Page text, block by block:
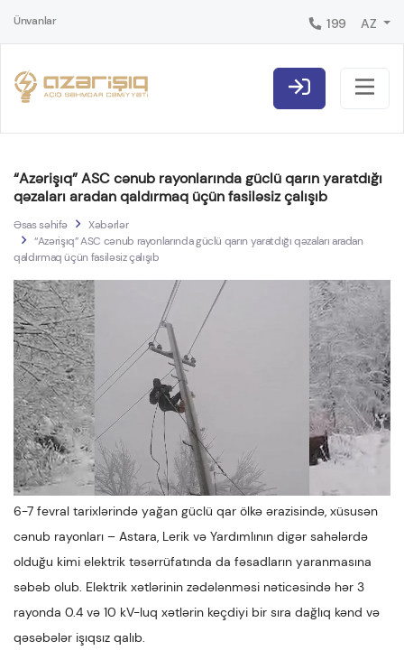
Ünvanlar 199 AZ
“Azərişıq” ASC cənub rayonlarında güclü qarın yaratdığı
qəzaları aradan qaldırmaq üçün fasiləsiz çalışıb
Əsas səhifə
Xəbərlər
“Azərişıq” ASC cənub rayonlarında güclü qarın yaratdığı qəzaları aradan
qaldırmaq üçün fasiləsiz çalışıb
6-7 fevral tarixlərində yağan güclü qar ölkə ərazisində, xüsusən
cənub rayonları – Astara, Lerik və Yardımlının digər sahələrdə
olduğu kimi elektrik təsərrüfatında da fəsadların yaranmasına
səbəb olub. Elektrik xətlərinin zədələnməsi nəticəsində hər 3
rayonda 0.4 və 10 kV-luq xətlərin keçdiyi bir sıra dağlıq kənd və
qəsəbələr işıqsız qalıb.